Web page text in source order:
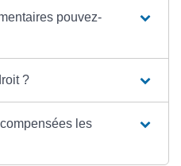
pouvez-
?
les